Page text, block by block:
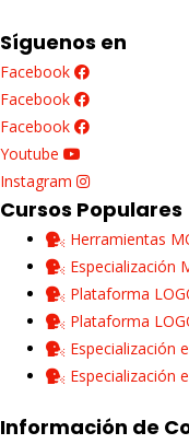
Síguenos en
Facebook
Facebook
Facebook
Youtube
Instagram
Cursos Populares
Herramientas
Especialización
Plataforma
Plataforma
Especialización
Especialización
Información de